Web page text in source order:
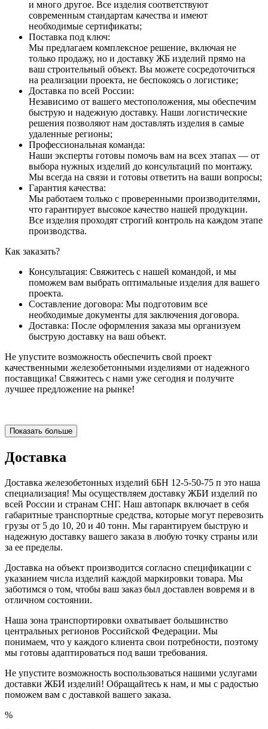
и много другое. Все изделия соответствуют
современным стандартам качества и имеют
необходимые сертификаты;
Поставка под ключ:
Мы предлагаем комплексное решение, включая не
только продажу, но и доставку ЖБ изделий прямо на
ваш строительный объект. Вы можете сосредоточиться
на реализации проекта, не беспокоясь о логистике;
Доставка по всей России:
Независимо от вашего местоположения, мы обеспечим
быструю и надежную доставку. Наши логистические
решения позволяют нам доставлять изделия в самые
удаленные регионы;
Профессиональная команда:
Наши эксперты готовы помочь вам на всех этапах — от
выбора нужных изделий до консультаций по монтажу.
Мы всегда на связи и готовы ответить на ваши вопросы;
Гарантия качества:
Мы работаем только с проверенными производителями,
что гарантирует высокое качество нашей продукции.
Все изделия проходят строгий контроль на каждом этапе
производства.
Как заказать?
Консультация: Свяжитесь с нашей командой, и мы
поможем вам выбрать оптимальные изделия для вашего
проекта.
Составление договора: Мы подготовим все
необходимые документы для заключения договора.
Доставка: После оформления заказа мы организуем
быструю доставку на ваш объект.
Не упустите возможность обеспечить свой проект
качественными железобетонными изделиями от надежного
поставщика! Свяжитесь с нами уже сегодня и получите
лучшее предложение на рынке!
Показать больше
Доставка
Доставка железобетонных изделий 6БН 12-5-50-75 п это наша
специализация! Мы осуществляем доставку ЖБИ изделий по
всей России и странам СНГ. Наш автопарк включает в себя
габаритные транспортные средства, которые могут перевозить
грузы от 5 до 10, 20 и 40 тонн. Мы гарантируем быструю и
надежную доставку вашего заказа в любую точку страны или
за ее пределы.
Доставка на объект производится согласно спецификации с
указанием числа изделий каждой маркировки товара. Мы
заботимся о том, чтобы ваш заказ был доставлен вовремя и в
отличном состоянии.
Наша зона транспортировки охватывает большинство
центральных регионов Российской Федерации. Мы
понимаем, что у каждого клиента свои потребности, поэтому
мы готовы адаптироваться под ваши требования.
Не упустите возможность воспользоваться нашими услугами
доставки ЖБИ изделий! Обращайтесь к нам, и мы с радостью
поможем вам с доставкой вашего заказа.
%